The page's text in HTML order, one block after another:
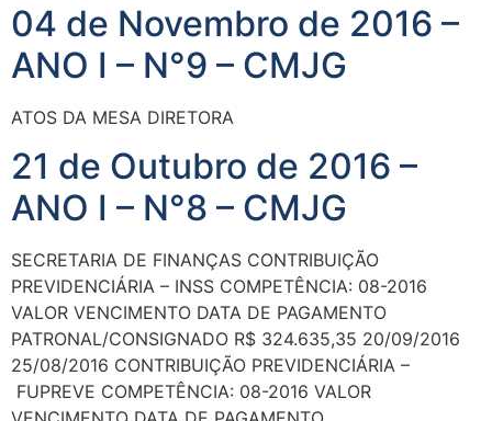
04 de Novembro de 2016 –
ANO I – N°9 – CMJG
ATOS DA MESA DIRETORA
21 de Outubro de 2016 –
ANO I – N°8 – CMJG
SECRETARIA DE FINANÇAS CONTRIBUIÇÃO
PREVIDENCIÁRIA – INSS COMPETÊNCIA: 08-2016
VALOR VENCIMENTO DATA DE PAGAMENTO
PATRONAL/CONSIGNADO R$ 324.635,35 20/09/2016
25/08/2016 CONTRIBUIÇÃO PREVIDENCIÁRIA –
FUPREVE COMPETÊNCIA: 08-2016 VALOR